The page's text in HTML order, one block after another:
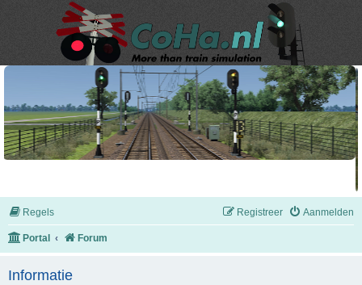
Regels Aanmelden
Registreer
Portal Forum
Informatie